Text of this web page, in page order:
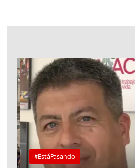
#EstáPasando